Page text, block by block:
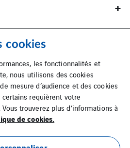
cookies
les fonctionnalités et
nous utilisons des cookies
mesure d’audience et des cookies
requièrent votre
trouverez plus d’informations à
de cookies.